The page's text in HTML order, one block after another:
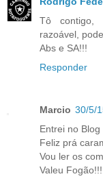
Tô contigo,
razoável,
Abs e SA!!!
Responder
Marcio 30/5/
Entrei no
Feliz prá
Vou ler os
Valeu